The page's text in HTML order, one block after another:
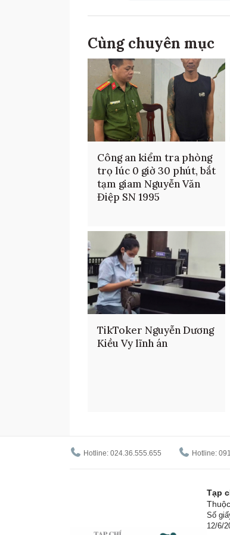
Cùng chuyên mục
Công an kiểm tra phòng
trọ lúc 0 giờ 30 phút, bắt
tạm giam Nguyễn Văn
Điệp SN 1995
TikToker Nguyễn Dương
Kiều Vy lĩnh án
Hotline: 024.36.555.655 Hotline:
Tạp
Số
12/6/